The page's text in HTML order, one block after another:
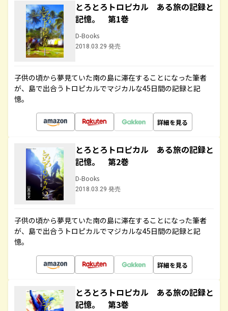
とろとろトロピカル ある旅の記録と
記憶。 第1巻
D-Books
2018.03.29 発売
子供の頃から夢見ていた南の島に滞在することになった筆者
が、島で出合うトロピカルでマジカルな45日間の記録と記
憶。
詳細を見る
とろとろトロピカル ある旅の記録と
記憶。 第2巻
D-Books
2018.03.29 発売
子供の頃から夢見ていた南の島に滞在することになった筆者
が、島で出合うトロピカルでマジカルな45日間の記録と記
憶。
詳細を見る
とろとろトロピカル ある旅の記録と
記憶。 第3巻